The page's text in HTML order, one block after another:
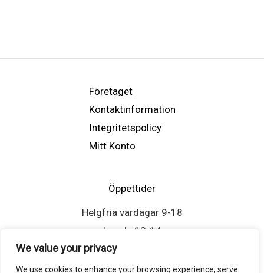
We value your privacy
We use cookies to enhance your browsing experience, serve
Företaget
Kontaktinformation
Integritetspolicy
Mitt Konto
Öppettider
Helgfria vardagar 9-18
Lunch: 13-14